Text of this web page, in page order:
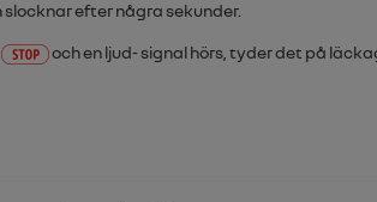
efter några sekunder.
och en ljud- signal hörs, tyder det på